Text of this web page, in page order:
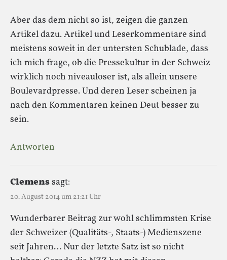
Aber das dem nicht so ist, zeigen die ganzen
Artikel dazu. Artikel und Leserkommentare sind
meistens soweit in der untersten Schublade, dass
ich mich frage, ob die Pressekultur in der Schweiz
wirklich noch niveauloser ist, als allein unsere
Boulevardpresse. Und deren Leser scheinen ja
nach den Kommentaren keinen Deut besser zu
sein.
Antworten
Clemenssagt:
20. August 2014 um 21:21 Uhr
Wunderbarer Beitrag zur wohl schlimmsten Krise
der Schweizer (Qualitäts-, Staats-) Medienszene
seit Jahren… Nur der letzte Satz ist so nicht